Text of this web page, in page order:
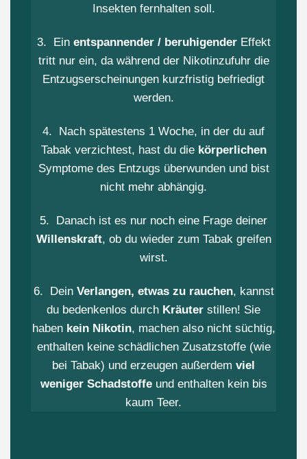
Insekten fernhalten soll.
3. Ein entspannender / beruhigenderEffekt
tritt nur ein, da während der Nikotinzufuhr die
Entzugserscheinungen kurzfristig befriedigt
werden.
4. Nach spätestens 1 Woche, in der du auf
Tabak verzichtest, hast du die körperlichen
Symptome des Entzugs überwunden und bist
nicht mehr abhängig.
5. Danach ist es nur noch eine Frage deiner
Willenskraft, ob du wieder zum Tabak greifen
wirst.
6. Dein Verlangen, etwas zu rauchen, kannst
du bedenkenlos durch Kräuter stillen! Sie
haben kein Nikotin, machen also nicht süchtig,
enthalten keine schädlichen Zusatzstoffe (wie
bei Tabak) und erzeugen außerdem viel
weniger Schadstoffeund enthalten kein bis
kaum Teer.